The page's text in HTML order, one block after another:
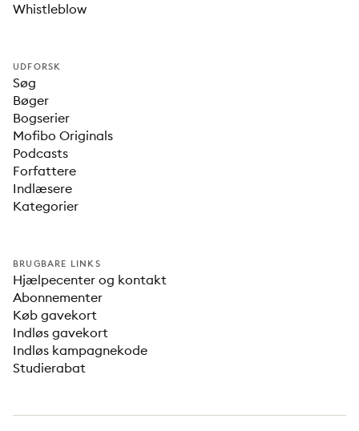
Whistleblow
UDFORSK
Søg
Bøger
Bogserier
Mofibo Originals
Podcasts
Forfattere
Indlæsere
Kategorier
BRUGBARE LINKS
Hjælpecenter og kontakt
Abonnementer
Køb gavekort
Indløs gavekort
Indløs kampagnekode
Studierabat